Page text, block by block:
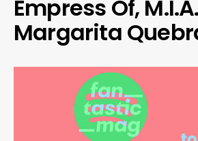
Empress Of,
Margarita